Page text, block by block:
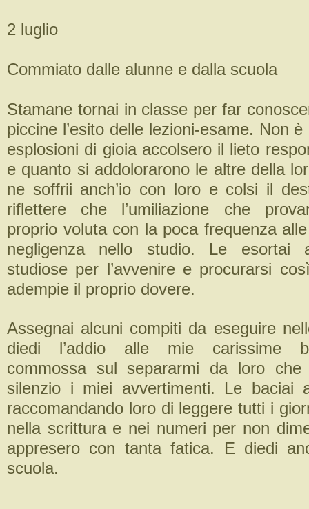
2 luglio
Commiato dalle alunne e dalla scuola
Stamane tornai in classe per far
piccine l’esito delle lezioni-esame. Non
esplosioni di gioia accolsero il lieto
e quanto si addolorarono le altre della
ne soffrii anch’io con loro e colsi il
riflettere che l’umiliazione che
proprio voluta con la poca frequenza
negligenza nello studio. Le esortai
studiose per l’avvenire e procurarsi
adempie il proprio dovere.
Assegnai alcuni compiti da eseguire
diedi l’addio alle mie carissime
commossa sul separarmi da loro che
silenzio i miei avvertimenti. Le baciai
raccomandando loro di leggere tutti i
nella scrittura e nei numeri per non
appresero con tanta fatica. E diedi
scuola.